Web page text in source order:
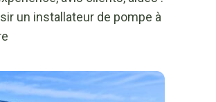
un installateur de pompe à